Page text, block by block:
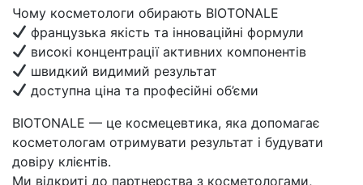
Чому косметологи обирають BIOTONALE
французька якість та інноваційні формули
високі концентрації активних компонентів
швидкий видимий результат
доступна ціна та професійні об’єми
BIOTONALE — це космецевтика, яка допомагає
косметологам отримувати результат і будувати
довіру клієнтів.
Ми відкриті до партнерства з косметологами,